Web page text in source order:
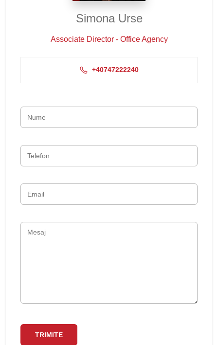
Simona Urse
Associate Director - Office Agency
+40747222240